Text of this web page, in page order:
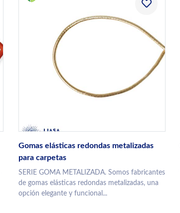
Gomas elásticas redondas metalizadas
para carpetas
SERIE GOMA METALIZADA. Somos fabricantes
de gomas elásticas redondas metalizadas, una
opción elegante y funcional...